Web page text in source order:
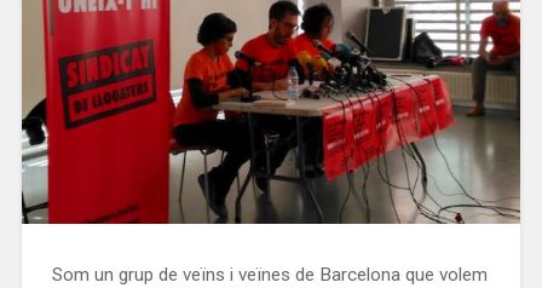
Som un grup de veïns i veïnes de Barcelona que volem